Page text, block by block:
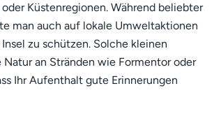
Küstenregionen. Während beliebter
man auch auf lokale Umweltaktionen
zu schützen. Solche kleinen
an Stränden wie Formentor oder
Ihr Aufenthalt gute Erinnerungen